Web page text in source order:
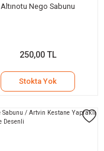
Altınotu Nego Sabunu
250,00 TL
Stokta Yok